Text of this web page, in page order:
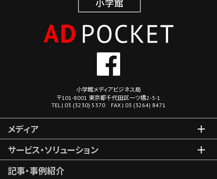
小学館メディアビジネス局
〒101-8001 東京都千代田区一ツ橋2-3-1
TEL | 03 (3230) 5370 FAX | 03 (3264) 8471
メディア
サービス・ソリューション
記事・事例紹介